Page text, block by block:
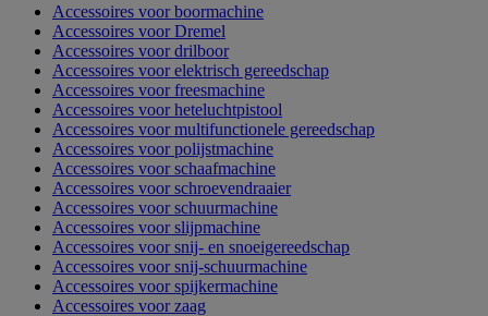
Accessoires voor boormachine
Accessoires voor Dremel
Accessoires voor drilboor
Accessoires voor elektrisch gereedschap
Accessoires voor freesmachine
Accessoires voor heteluchtpistool
Accessoires voor multifunctionele gereedschap
Accessoires voor polijstmachine
Accessoires voor schaafmachine
Accessoires voor schroevendraaier
Accessoires voor schuurmachine
Accessoires voor slijpmachine
Accessoires voor snij- en snoeigereedschap
Accessoires voor snij-schuurmachine
Accessoires voor spijkermachine
Accessoires voor zaag